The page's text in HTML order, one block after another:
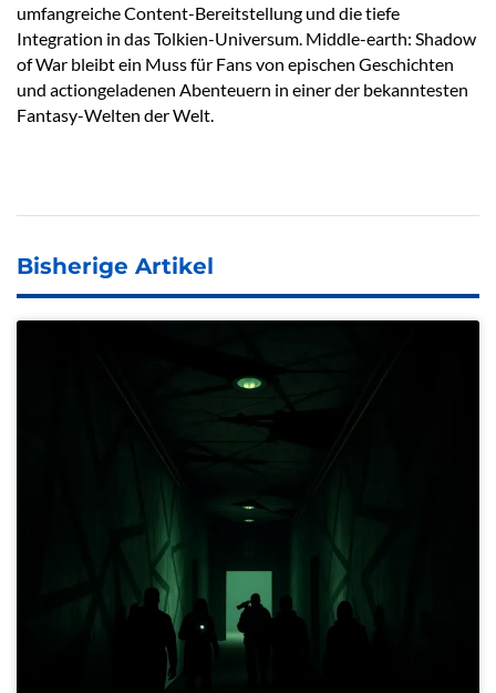
umfangreiche Content-Bereitstellung und die tiefe
Integration in das Tolkien-Universum. Middle-earth: Shadow
of War bleibt ein Muss für Fans von epischen Geschichten
und actiongeladenen Abenteuern in einer der bekanntesten
Fantasy-Welten der Welt.
Bisherige Artikel